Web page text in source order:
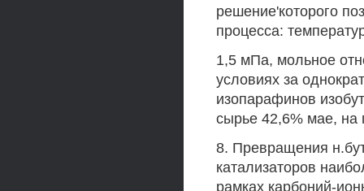
решение'которого
процесса:
1,5 мПа, мольное
условиях за
изопарафинов
сырье 42,6% мае,
8. Превращения
катализаторов
рамках карбоний-